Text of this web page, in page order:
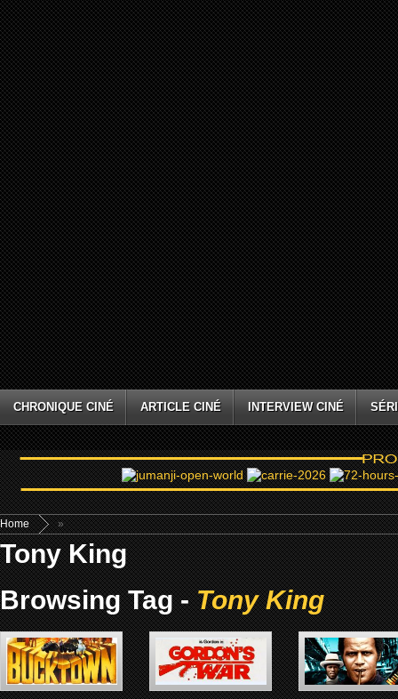
CHRONIQUE CINÉ ARTICLE CINÉ INTERVIEW CINÉ
Home »
Tony King
Browsing Tag -Tony King